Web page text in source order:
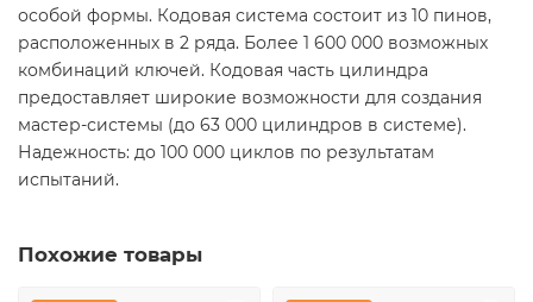
особой формы. Кодовая система состоит из 10 пинов,
расположенных в 2 ряда. Более 1 600 000 возможных
комбинаций ключей. Кодовая часть цилиндра
предоставляет широкие возможности для создания
мастер-системы (до 63 000 цилиндров в системе).
Надежность: до 100 000 циклов по результатам
испытаний.
Похожие товары